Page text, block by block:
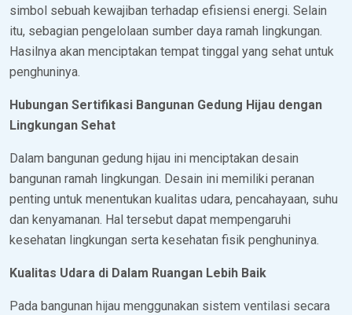
simbol sebuah kewajiban terhadap efisiensi energi. Selain
itu, sebagian pengelolaan sumber daya ramah lingkungan.
Hasilnya akan menciptakan tempat tinggal yang sehat untuk
penghuninya.
Hubungan Sertifikasi Bangunan Gedung Hijau dengan
Lingkungan Sehat
Dalam bangunan gedung hijau ini menciptakan desain
bangunan ramah lingkungan. Desain ini memiliki peranan
penting untuk menentukan kualitas udara, pencahayaan, suhu
dan kenyamanan. Hal tersebut dapat mempengaruhi
kesehatan lingkungan serta kesehatan fisik penghuninya.
Kualitas Udara di Dalam Ruangan Lebih Baik
Pada bangunan hijau menggunakan sistem ventilasi secara